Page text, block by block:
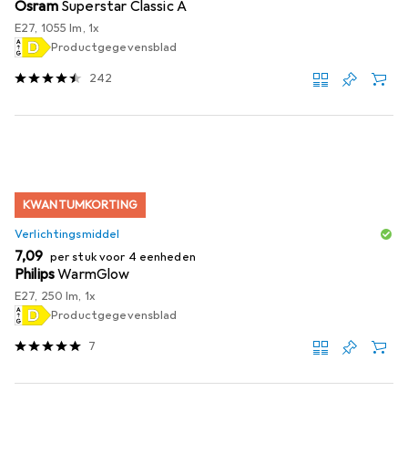
Osram Superstar Classic A
E27, 1055 lm, 1x
Productgegevensblad
242
KWANTUMKORTING
Verlichtingsmiddel
EUR
7,09 per stuk voor 4 eenheden
PhilipsWarmGlow
E27, 250 lm, 1x
Productgegevensblad
7